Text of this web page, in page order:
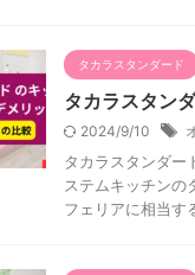
タカラスタンダード
タカラスタン
2024/9/10
タカラスタンダー
ステムキッチンの
フェリアに相当す